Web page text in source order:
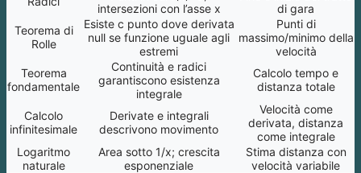
intersezioni con l’asse x
di gara
Teorema di
Rolle
Esiste c punto dove derivata
null se funzione uguale agli
estremi
Punti di
massimo/minimo della
velocità
Teorema
fondamentale
Continuità e radici
garantiscono esistenza
integrale
Calcolo tempo e
distanza totale
Calcolo
infinitesimale
Derivate e integrali
descrivono movimento
Velocità come
derivata, distanza
come integrale
Logaritmo
naturale
Area sotto 1/x; crescita
esponenziale
Stima distanza con
velocità variabile